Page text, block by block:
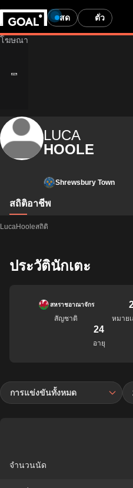
สด ตั๋ว
LUCA
HOOLE
Shrewsbury Town
สถิติอาชีพ
LucaHooleสถิติ
ประวัตินักเตะ
สหราชอาณาจักร
สัญชาติ หมาย
24
อายุ
การแข่งขันทั้งหมด
จำนวนนัด